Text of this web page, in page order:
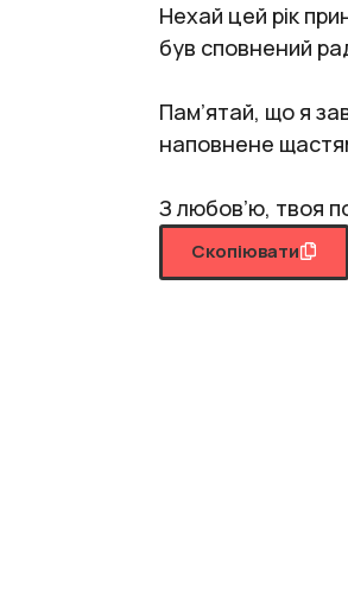
Нехай цей рік
був сповнений
Пам’ятай, що я
наповнене
З любов’ю, твоя
Скопіювати